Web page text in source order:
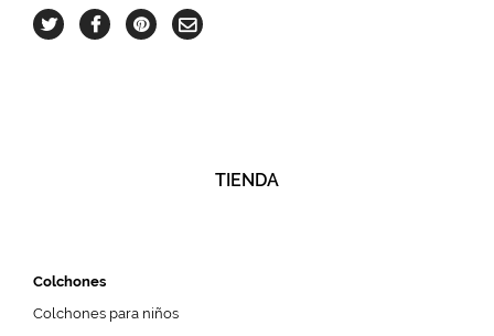
TIENDA
Colchones
Colchones para niños